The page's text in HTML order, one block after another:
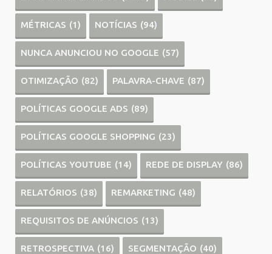
MÉTRICAS (1) NOTÍCIAS (94)
NUNCA ANUNCIOU NO GOOGLE (57)
OTIMIZAÇÃO (82) PALAVRA-CHAVE (87)
POLÍTICAS GOOGLE ADS (89)
POLÍTICAS GOOGLE SHOPPING (23)
POLÍTICAS YOUTUBE (14) REDE DE DISPLAY (86)
RELATÓRIOS (38) REMARKETING (48)
REQUISITOS DE ANÚNCIOS (13)
RETROSPECTIVA (16) SEGMENTAÇÃO (40)